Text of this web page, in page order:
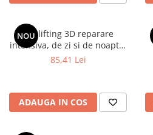
NOU
Ser lifting 3D reparare
intensiva, de zi si de noapte,
85,41 Lei
ADAUGA IN COS